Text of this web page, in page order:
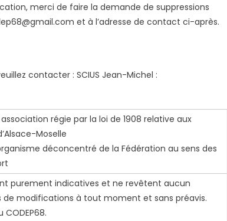
merci de faire la demande de suppressions
et à l’adresse de contact ci-après.
contacter : SCIUS Jean-Michel :
association régie par la loi de 1908 relative aux
Moselle
déconcentré de la Fédération au sens des
purement indicatives et ne revêtent aucun
modifications à tout moment et sans préavis.